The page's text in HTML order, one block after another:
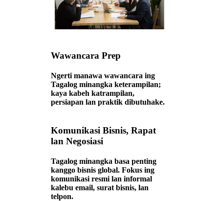
Wawancara Prep
Ngerti manawa wawancara ing
Tagalog minangka keterampilan;
kaya kabeh katrampilan,
persiapan lan praktik dibutuhake.
Komunikasi Bisnis, Rapat
lan Negosiasi
Tagalog minangka basa penting
kanggo bisnis global. Fokus ing
komunikasi resmi lan informal
kalebu email, surat bisnis, lan
telpon.